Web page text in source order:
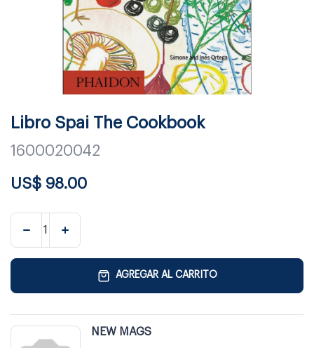
Libro Spai The Cookbook
1600020042
US$ 98.00
AGREGAR AL CARRITO
NEW MAGS